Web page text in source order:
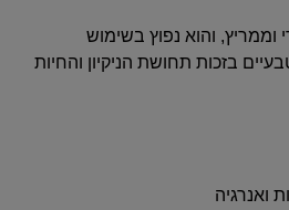
וממריץ, והוא נפוץ בשימוש
בזכות תחושת הניקיון והחיות
ואנרגיה